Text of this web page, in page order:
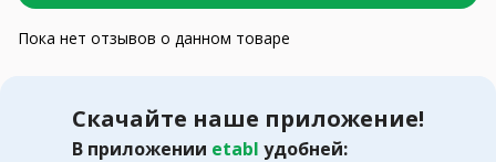
Пока нет отзывов о данном товаре
Скачайте наше приложение!
В приложении etabl удобней: